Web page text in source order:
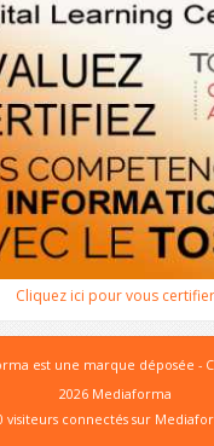
Cliquez ici pour vous certifier
est une marque déposée -
2026 Mediaforma
visiteurs connectés sur